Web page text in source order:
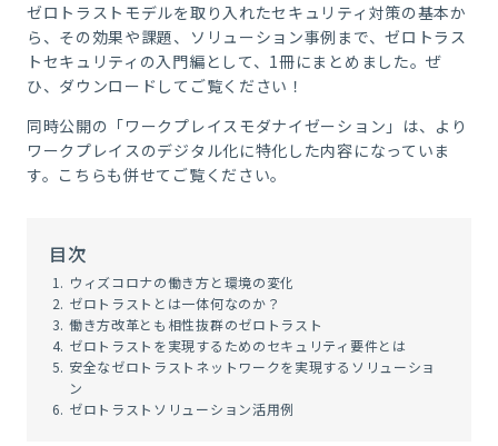
ゼロトラストモデルを取り入れたセキュリティ対策の基本か
ら、その効果や課題、ソリューション事例まで、ゼロトラス
トセキュリティの入門編として、1冊にまとめました。ぜ
ひ、ダウンロードしてご覧ください！
同時公開の「ワークプレイスモダナイゼーション」は、より
ワークプレイスのデジタル化に特化した内容になっていま
す。こちらも併せてご覧ください。
目次
ウィズコロナの働き方と環境の変化
ゼロトラストとは一体何なのか？
働き方改革とも相性抜群のゼロトラスト
ゼロトラストを実現するためのセキュリティ要件とは
安全なゼロトラストネットワークを実現するソリューショ
ン
ゼロトラストソリューション活用例